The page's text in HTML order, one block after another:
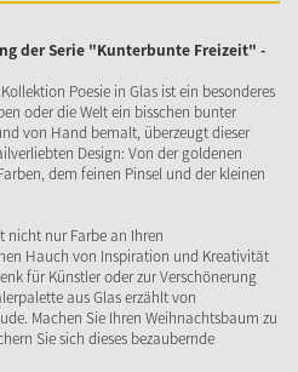
der Serie "Kunterbunte Freizeit" -
Poesie in Glas ist ein besonderes
oder die Welt ein bisschen bunter
von Hand bemalt, überzeugt dieser
Design: Von der goldenen
dem feinen Pinsel und der kleinen
nicht nur Farbe an Ihren
Hauch von Inspiration und Kreativität
für Künstler oder zur Verschönerung
aus Glas erzählt von
Machen Sie Ihren Weihnachtsbaum zu
Sie sich dieses bezaubernde